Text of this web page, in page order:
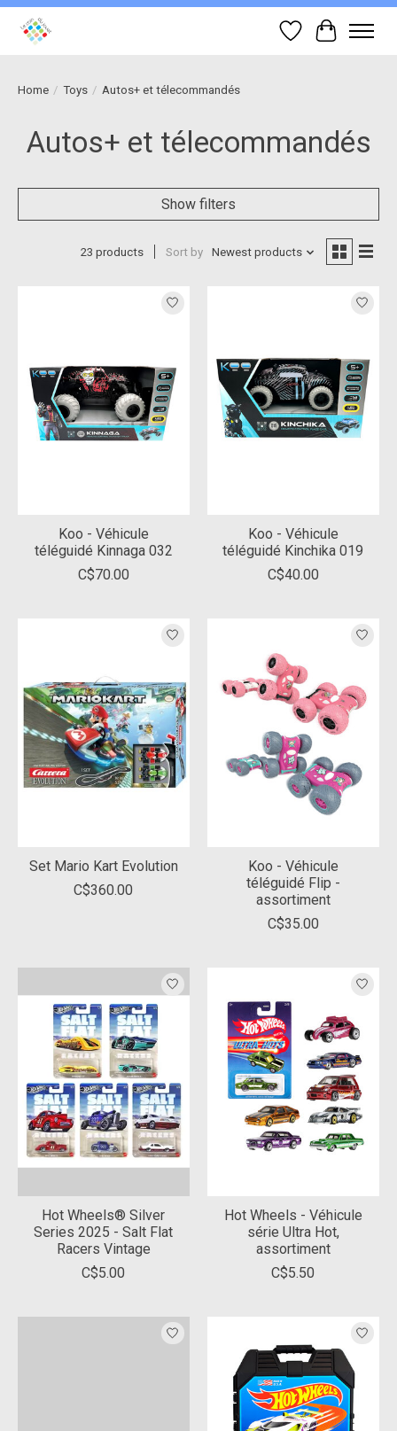
Wish List
Cart
Home / Toys / Autos+ et télecommandés
Autos+ et télecommandés
Show filters
23 products Sort by Newest products
Koo - Véhicule
téléguidé Kinnaga 032
C$70.00
Koo - Véhicule
téléguidé Kinchika 019
C$40.00
Set Mario Kart Evolution
C$360.00
Koo - Véhicule
téléguidé Flip -
assortiment
C$35.00
Hot Wheels® Silver
Series 2025 - Salt Flat
Racers Vintage
C$5.00
Hot Wheels - Véhicule
série Ultra Hot,
assortiment
C$5.50